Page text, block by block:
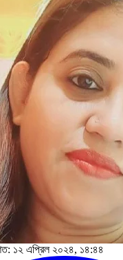
১২ এপ্রিল ২০২৪, ১৪:৪৪